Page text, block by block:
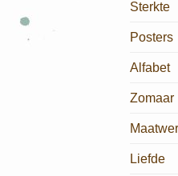
Sterkte
Posters
Alfabet
Zomaar
Liefde